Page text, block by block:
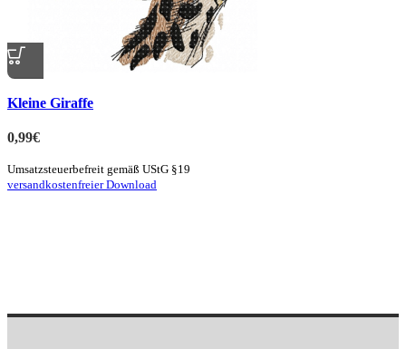
zur Merkliste hinzufügen
Kleine Giraffe
0,99€
Umsatzsteuerbefreit gemäß UStG §19
versandkostenfreier Download